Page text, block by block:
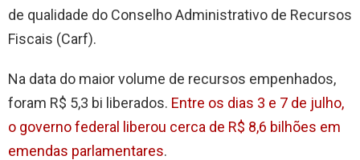
de qualidade do Conselho Administrativo de Recursos
Fiscais (Carf).
Na data do maior volume de recursos empenhados,
foram R$ 5,3 bi liberados. Entre os dias 3 e 7 de julho,
o governo federal liberou cerca de R$ 8,6 bilhões em
emendas parlamentares.